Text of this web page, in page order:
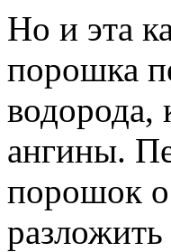
Но и эта
порошка
водорода,
ангины.
порошок